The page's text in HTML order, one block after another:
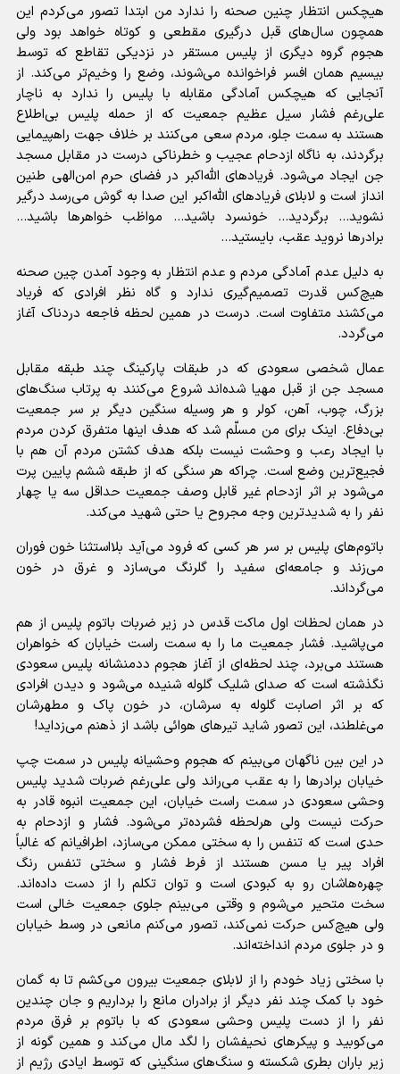
هیچکس انتظار چنین صحنه را ندارد من ابتدا تصور می‌کردم این
همچون سال‌های قبل درگیری مقطعی و کوتاه خواهد بود ولی
هجوم گروه دیگری از پلیس مستقر در نزدیکی تقاطع که توسط
بیسیم همان افسر فراخوانده می‌شوند، وضع را وخیم‌تر می‌کند. از
آنجایی که هیچکس آمادگی مقابله با پلیس را ندارد به ناچار
علی‌رغم فشار سیل عظیم جمعیت که از حمله پلیس بی‌اطلاع
هستند به سمت جلو، مردم سعی می‌کنند بر خلاف جهت راهپیمایی
برگردند، به ناگاه ازدحام عجیب و خطرناکی درست در مقابل مسجد
جن ایجاد می‌شود. فریاد‌های الله‌اکبر در فضای حرم امن‌الهی طنین
انداز است و لابلای فریاد‌های الله‌اکبر این صدا به گوش می‌رسد درگیر
نشوید... برگردید... خونسرد باشید... مواظب خواهر‌ها باشید...
برادر‌ها نروید عقب، بایستید...
به دلیل عدم آمادگی مردم و عدم انتظار به وجود آمدن چین صحنه
هیچ‌کس قدرت تصمیم‌گیری ندارد و گاه نظر افرادی که فریاد
می‌کشند متفاوت است. درست در همین لحظه فاجعه دردناک آغاز
می‌گردد.
عمال شخصی سعودی که در طبقات پارکینگ چند طبقه مقابل
مسجد جن از قبل مهیا شده‌اند شروع می‌کنند به پرتاب سنگ‌های
بزرگ، چوب، آهن، کولر و هر وسیله سنگین دیگر بر سر جمعیت
بی‌دفاع. اینک برای من مسلّم شد که هدف اینها متفرق کردن مردم
با ایجاد رعب و وحشت نیست بلکه هدف کشتن مردم آن هم با
فجیع‌ترین وضع است. چراکه هر سنگی که از طبقه ششم پایین پرت
می‌شود بر اثر ازدحام غیر قابل وصف جمعیت حداقل سه یا چهار
نفر را به شدیدترین وجه مجروح یا حتی شهید می‌کند.
باتوم‌های پلیس بر سر هر کسی که فرود می‌آید بلااستثنا خون فوران
می‌زند و جامعه‌ای سفید را گلرنگ می‌سازد و غرق در خون
می‌گرداند.
در همان لحظات اول ماکت قدس در زیر ضربات باتوم پلیس از هم
می‌پاشید. فشار جمعیت ما را به سمت راست خیابان که خواهران
هستند می‌برد، چند لحظه‌ای از آغاز هجوم ددمنشانه پلیس سعودی
نگذشته است که صدای شلیک گلوله شنیده می‌شود و دیدن افرادی
که بر اثر اصابت گلوله به سرشان، در خون پاک و مطهرشان
می‌غلطند، این تصور شاید تیر‌های هوائی باشد از ذهنم می‌زداید!
در این بین ناگهان می‌بینم که هجوم وحشیانه پلیس در سمت چپ
خیابان برادر‌ها را به عقب می‌راند ولی علی‌رغم ضربات شدید پلیس
وحشی سعودی در سمت راست خیابان، این جمعیت انبوه قادر به
حرکت نیست ولی هرلحظه فشرده‌تر می‌شود. فشار و ازدحام به
حدی است که تنفس را به سختی ممکن می‌سازد، اطرافیانم که غالباً
افراد پیر یا مسن هستند از فرط فشار و سختی تنفس رنگ
چهره‌هاشان رو به کبودی است و توان تکلم را از دست داده‌اند.
سخت متحیر می‌شوم و وقتی می‌‎بینم جلوی جمعیت خالی است
ولی هیچ‌کس حرکت نمی‌کند، تصور می‌کنم مانعی در وسط خیابان
و در جلوی مردم انداخته‌اند.
با سختی زیاد خودم را از لابلای جمعیت بیرون می‌کشم تا به گمان
خود با کمک چند نفر دیگر از برادران مانع را برداریم و جان چندین
نفر را از دست پلیس وحشی سعودی که با باتوم بر فرق مردم
می‌کوبید و پیکر‌های نحیفشان را لگد مال می‌کند و همین گونه از
زیر باران بطری شکسته و سنگ‌های سنگینی که توسط ایادی رژیم از